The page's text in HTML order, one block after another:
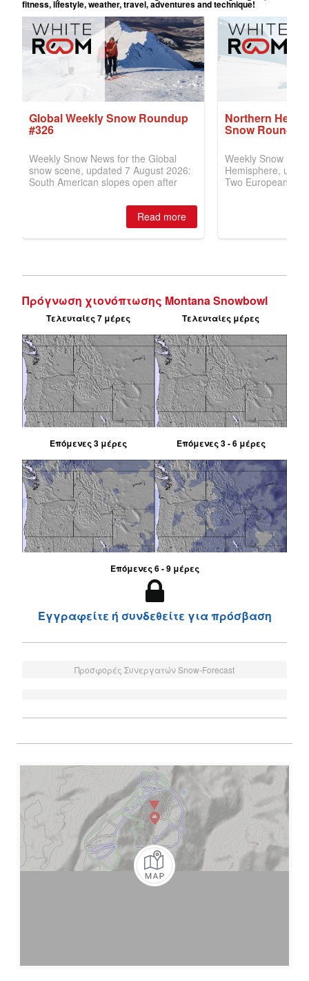
Πρόγνωση χιονόπτωσης Montana Snowbowl
Τελευταίες 7 μέρες Τελευταίες μέρες
Επόμενες 3 μέρες Επόμενες 3 - 6 μέρες
Επόμενες 6 - 9 μέρες
Εγγραφείτε ή συνδεθείτε για πρόσβαση
Προσφορές Συνεργατών Snow-Forecast